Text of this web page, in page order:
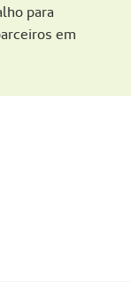
para
em